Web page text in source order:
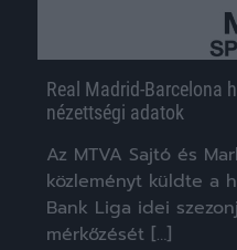
Real Madrid-Barcelona
nézettségi adatok
Az MTVA Sajtó és
közleményt küldte a
Bank Liga idei
mérkőzését […]